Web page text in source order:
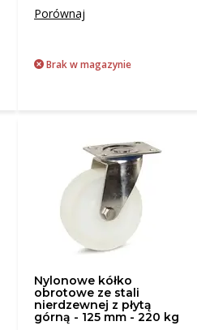
Porównaj
Brak w magazynie
Nylonowe kółko
obrotowe ze stali
nierdzewnej z płytą
górną - 125 mm - 220 kg